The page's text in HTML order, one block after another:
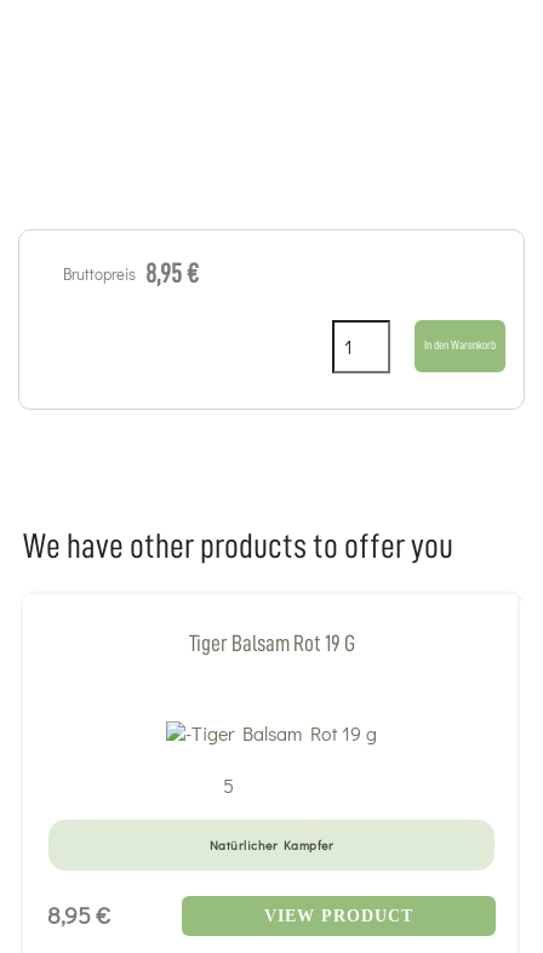
Bruttopreis 8,95 €
In den Warenkorb
We have other products to offer you
Tiger Balsam Rot 19 G
5
Natürlicher Kampfer
8,95 € VIEW PRODUCT